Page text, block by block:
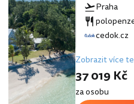
Praha
cedok.cz
Zobrazit více
37 019 Kč
za osobu